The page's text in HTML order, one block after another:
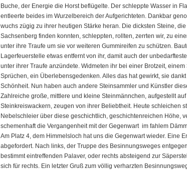
Buche, der Energie die Horst beflügelte. Der schleppte Wasser in
entleerte beides im Wurzelbereich der Aufgerichteten. Dankbar
wuchs zügig zu ihrer heutigen Stärke heran. Die dicksten Steine,
Sachsenberg finden konnten, schleppten, rollten, zerrten wir, zu
unter ihre Traufe um sie vor weiteren Gummireifen zu schützen.
Lagerfeuerstelle etwas entfernt von ihr, damit auch der
unter ihrer Traufe anzündete. Widmeten ihr bei einer Brotzeit, einem
Sprüchen, ein Überlebensgedenken. Alles das hat gewirkt, sie dankt
Schönheit. Nun haben auch andere Steinsammler und Künstler
Zahlreiche große, mittlere und kleine Steinmännchen, aufgestellt
Steinkreiswackern, zeugen von ihrer Beliebtheit. Heute schleichen
Nebelschleier über diese geschichtlich, geschichtenreichen Höhe,
schemenhaft die Vergangenheit mit der Gegenwart im fahlem
Am Platz 4, dem Himmelsloch hat uns die Gegenwart wieder. Eine
abgefordert. Nach links, der Truppe des Besinnungsweges
bestimmt eintreffenden Palaver, oder rechts absteigend zur
sich für rechts. Ein letzter Gruß zum völlig verharzten